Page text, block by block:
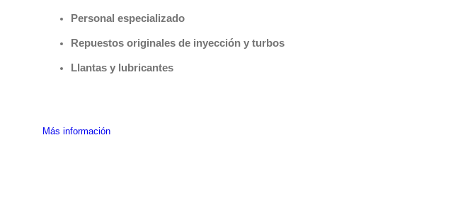
Personal especializado
Repuestos originales de inyección y turbos
Llantas y lubricantes
Más información